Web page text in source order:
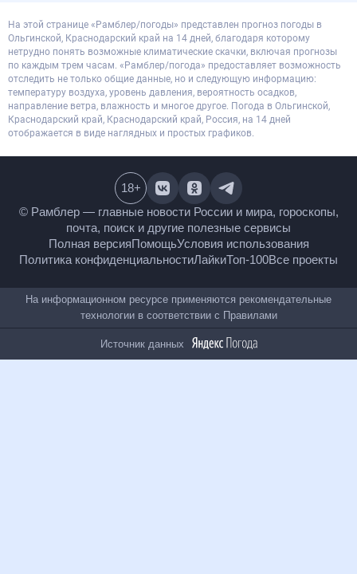
На этой странице «Рамблер/погоды» представлен прогноз погоды в
Ольгинской, Краснодарский край на 14 дней, благодаря которому
нетрудно понять возможные климатические скачки, включая прогнозы
по каждым трем часам. «Рамблер/погода» предоставляет возможность
отследить не только общие данные, но и следующую информацию:
температуру воздуха, уровень давления, вероятность осадков,
направление ветра, влажность и многое другое. Погода в Ольгинской,
Краснодарский край, Краснодарский край, Россия, на 14 дней
отображается в виде наглядных и простых графиков.
© Рамблер — главные новости России и мира,
гороскопы, почта, поиск и другие полезные сервисы
Полная версияПомощьУсловия использования
Политика конфиденциальностиЛайкиТоп-100
18+
На информационном ресурсе применяются
рекомендательные технологии в соответствии сПравилами
Источник данных